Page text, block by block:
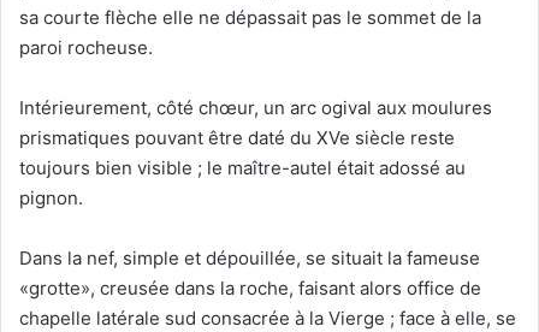
sa courte flèche elle ne dépassait pas le sommet de la
paroi rocheuse.
Intérieurement, côté chœur, un arc ogival aux moulures
prismatiques pouvant être daté du XVe siècle reste
toujours bien visible ; le maître-autel était adossé au
pignon.
Dans la nef, simple et dépouillée, se situait la fameuse
«grotte», creusée dans la roche, faisant alors office de
chapelle latérale sud consacrée à la Vierge ; face à elle, se